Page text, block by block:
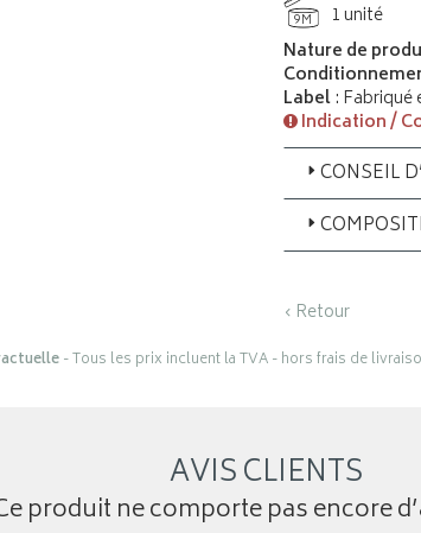
9M
1 unité
Nature de
Label: Fabriqué
Indication /
CONSEIL
‹ Retour
- Tous les prix incluent la TVA - hors frais de
AVIS CLIENTS
produit ne comporte pas encore